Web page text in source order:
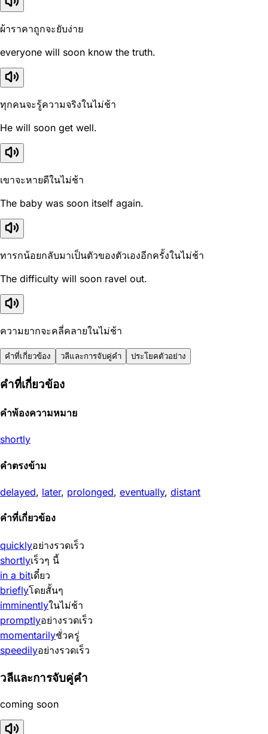
ผ้าราคาถูกจะยับง่าย
everyone will soon know the truth.
ทุกคนจะรู้ความจริงในไม่ช้า
He will soon get well.
เขาจะหายดีในไม่ช้า
The baby was soon itself again.
ทารกน้อยกลับมาเป็นตัวของตัวเองอีกครั้งในไม่ช้า
The difficulty will soon ravel out.
ความยากจะคลี่คลายในไม่ช้า
คำที่เกี่ยวข้อง วลีและการจับคู่คำ ประโยคตัวอย่าง
คำที่เกี่ยวข้อง
คำพ้องความหมาย
shortly
คำตรงข้าม
delayed, later, prolonged, eventually, distant
คำที่เกี่ยวข้อง
quicklyอย่างรวดเร็ว
shortlyเร็วๆ นี้
in a bitเดี๋ยว
brieflyโดยสั้นๆ
imminentlyในไม่ช้า
promptlyอย่างรวดเร็ว
momentarilyชั่วครู่
speedilyอย่างรวดเร็ว
วลีและการจับคู่คำ
coming soon